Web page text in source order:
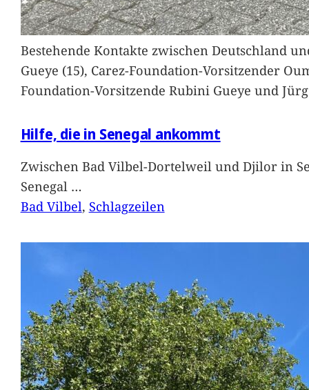
Bestehende Kontakte zwischen Deutschland
Gueye (15), Carez-Foundation-Vorsitzender
Foundation-Vorsitzende Rubini Gueye und
Hilfe, die in Senegal ankommt
Zwischen Bad Vilbel-Dortelweil und Djilor in
Senegal …
Bad Vilbel, Schlagzeilen